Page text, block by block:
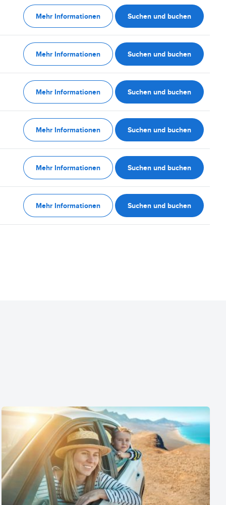
Mehr Informationen Suchen und buchen
Mehr Informationen Suchen und buchen
Mehr Informationen Suchen und buchen
Mehr Informationen Suchen und buchen
Mehr Informationen Suchen und buchen
Mehr Informationen Suchen und buchen